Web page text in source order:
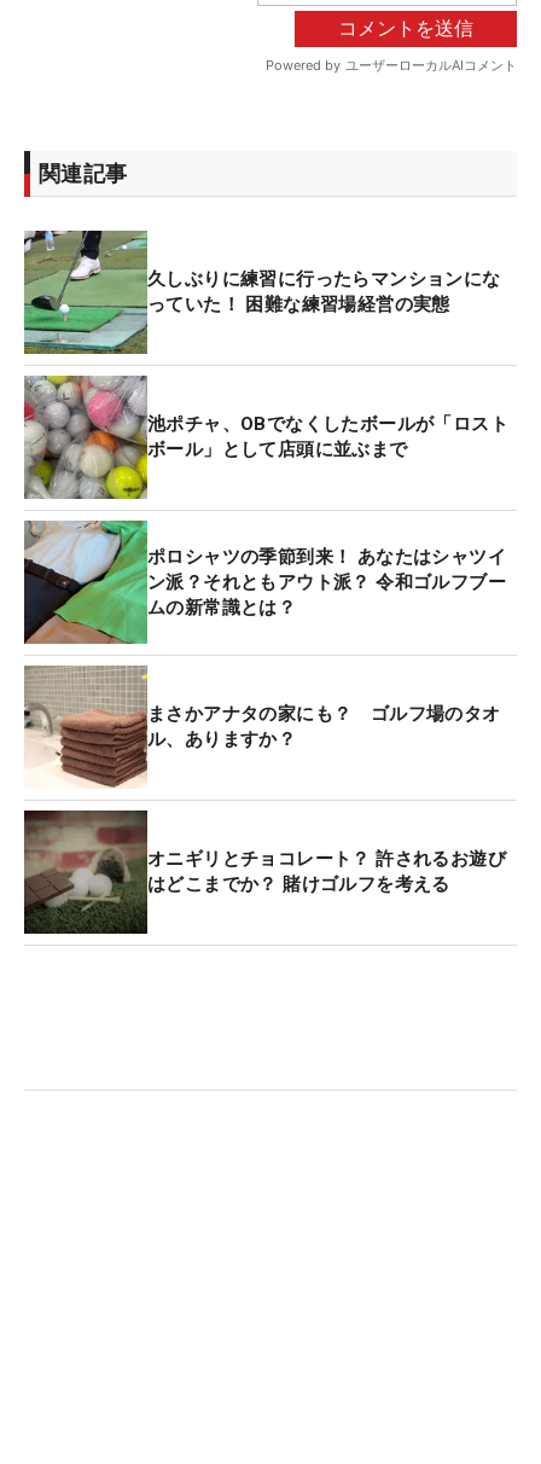
関連記事
久しぶりに練習に行ったらマンションにな
っていた！ 困難な練習場経営の実態
池ポチャ、OBでなくしたボールが「ロスト
ボール」として店頭に並ぶまで
ポロシャツの季節到来！ あなたはシャツイ
ン派？それともアウト派？ 令和ゴルフブー
ムの新常識とは？
まさかアナタの家にも？ ゴルフ場のタオ
ル、ありますか？
オニギリとチョコレート？ 許されるお遊び
はどこまでか？ 賭けゴルフを考える